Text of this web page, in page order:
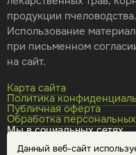
Данный веб-сайт
продукции пчеловодства.
Использование
при письменном
на сайт.
Карта сайта
Политика
Публичная оферта
Обработка
Мы в социальных сетях